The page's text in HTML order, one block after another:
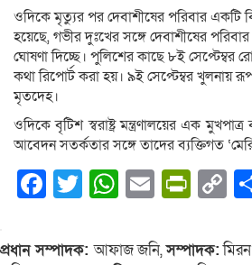
ওদিকে মৃত্যুর পর দেবাশীষের পরিবার একটি
হয়েছে, গভীর দুঃখের সঙ্গে দেবাশীষের
ঘোষণা দিচ্ছে। পুলিশের কাছে ৮ই সেপ্টেম্বর
কথা রিপোর্ট করা হয়। ৯ই সেপ্টেম্বর খুলনায়
মৃতদেহ।
ওদিকে বৃটিশ স্বরাষ্ট্র মন্ত্রণালয়ের এক
আবেদন সতর্কতার সঙ্গে তাদের ব্যক্তিগত
Facebook
Twitter
WhatsApp
Email
প্রধান সম্পাদক:আফাজ জনি,সম্পাদক: